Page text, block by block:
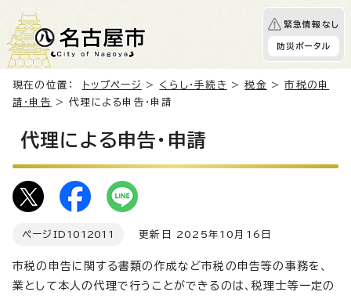
緊急情報なし
防災ポータル
現在の位置： トップページ > くらし・手続き >税金 >市税の申
請・申告
> 代理による申告・申請
代理による申告・申請
ページID 1012011 更新日 2025年10月16日
市税の申告に関する書類の作成など市税の申告等の事務を、
業として本人の代理で行うことができるのは、税理士等一定の